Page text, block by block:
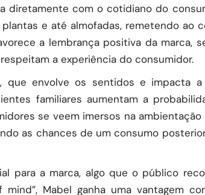
diretamente com o cotidiano do
e até almofadas, remetendo ao
a lembrança positiva da marca,
a experiência do consumidor.
que envolve os sentidos e impacta a
familiares aumentam a
se veem imersos na ambientação
as chances de um consumo
para a marca, algo que o público
Mabel ganha uma vantagem